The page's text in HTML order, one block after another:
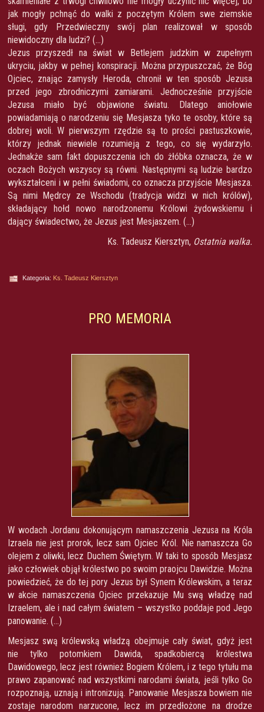
jak mogły pchnąć do walki z poczętym Królem swe ziemskie
sługi, gdy Przedwieczny swój plan realizował w sposób
niewidoczny dla ludzi? (…)
Jezus przyszedł na świat w Betlejem judzkim w zupełnym
ukryciu, jakby w pełnej konspiracji. Można przypuszczać, że Bóg
Ojciec, znając zamysły Heroda, chronił w ten sposób Jezusa
przed jego zbrodniczymi zamiarami. Jednocześnie przyjście
Jezusa miało być objawione światu. Dlatego aniołowie
powiadamiają o narodzeniu się Mesjasza tyko te osoby, które są
dobrej woli. W pierwszym rzędzie są to prości pastuszkowie,
którzy jednak niewiele rozumieją z tego, co się wydarzyło.
Jednakże sam fakt dopuszczenia ich do żłóbka oznacza, że w
oczach Bożych wszyscy są równi. Następnymi są ludzie bardzo
wykształceni i w pełni świadomi, co oznacza przyjście Mesjasza.
Są nimi Mędrcy ze Wschodu (tradycja widzi w nich królów),
składający hołd nowo narodzonemu Królowi żydowskiemu i
dający świadectwo, że Jezus jest Mesjaszem. (…)
Ks. Tadeusz Kiersztyn, Ostatnia walka.
Kategoria: Ks. Tadeusz Kiersztyn
PRO MEMORIA
W wodach Jordanu dokonującym namaszczenia Jezusa na Króla
Izraela nie jest prorok, lecz sam Ojciec Król. Nie namaszcza Go
olejem z oliwki, lecz Duchem Świętym. W taki to sposób Mesjasz
jako człowiek objął królestwo po swoim praojcu Dawidzie. Można
powiedzieć, że do tej pory Jezus był Synem Królewskim, a teraz
w akcie namaszczenia Ojciec przekazuje Mu swą władzę nad
Izraelem, ale i nad całym światem – wszystko poddaje pod Jego
panowanie. (…)
Mesjasz swą królewską władzą obejmuje cały świat, gdyż jest
nie tylko potomkiem Dawida, spadkobiercą królestwa
Dawidowego, lecz jest również Bogiem Królem, i z tego tytułu ma
prawo zapanować nad wszystkimi narodami świata, jeśli tylko Go
rozpoznają, uznają i intronizują. Panowanie Mesjasza bowiem nie
zostaje narodom narzucone, lecz im przedłożone na drodze